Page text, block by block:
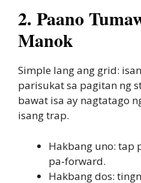
2. Paano
Manok
Simple lang ang grid:
parisukat sa pagitan ng
bawat isa ay nagtatago
isang trap.
Hakbang uno: tap
pa‑forward.
Hakbang dos: